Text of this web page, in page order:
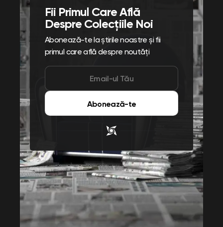
Fii Primul Care Află
Despre Colecțiile Noi
Abonează-te la știrile noastre și fii
primul care află despre noutăți
Abonează-te